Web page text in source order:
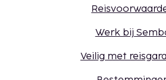
Werk bij
Veilig met